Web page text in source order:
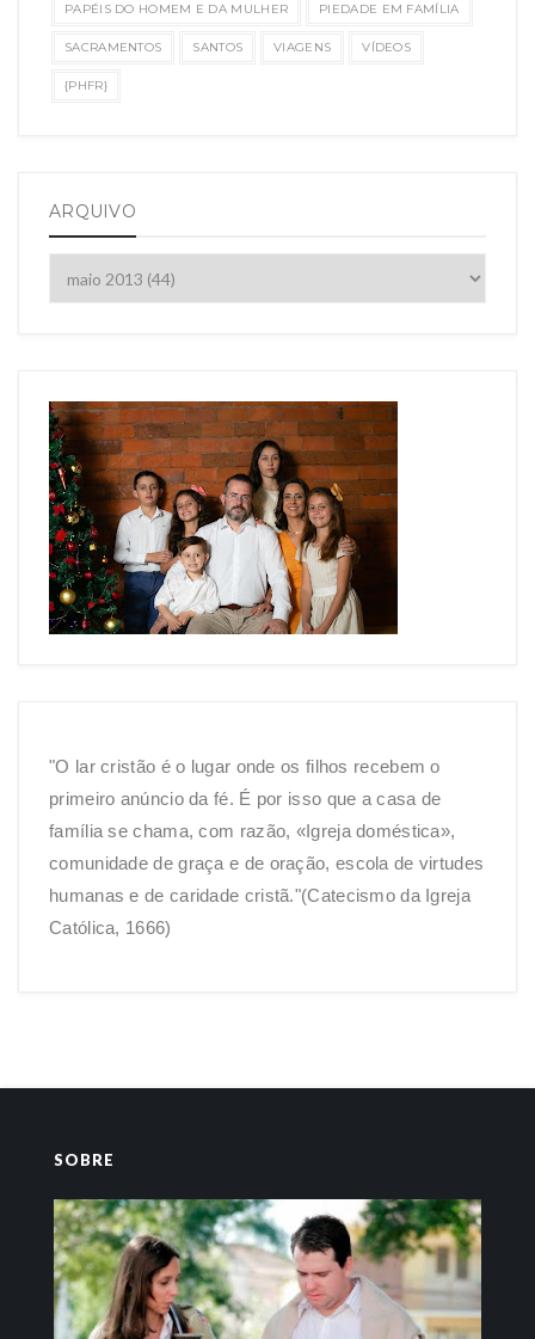
PAPÉIS DO HOMEM E DA MULHER PIEDADE EM FAMÍLIA
SACRAMENTOS SANTOS VIAGENS VÍDEOS
{PHFR}
ARQUIVO
"O lar cristão é o lugar onde os filhos recebem o
primeiro anúncio da fé. É por isso que a casa de
família se chama, com razão, «Igreja doméstica»,
comunidade de graça e de oração, escola de virtudes
humanas e de caridade cristã."(Catecismo da Igreja
Católica, 1666)
SOBRE